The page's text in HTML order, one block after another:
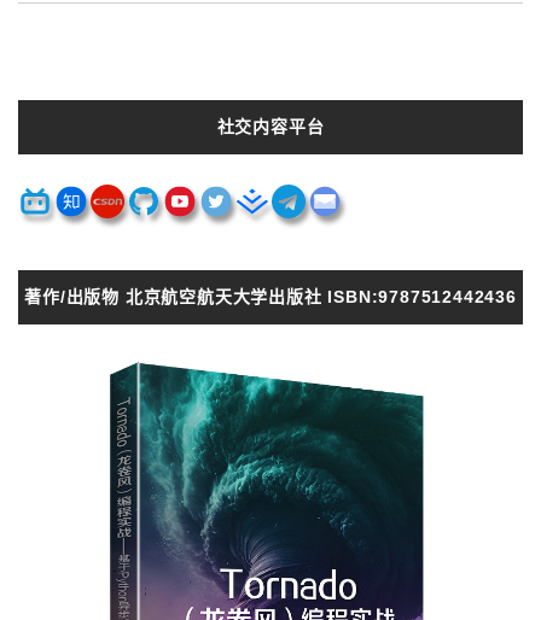
社交内容平台
著作/出版物 北京航空航天大学出版社 ISBN:9787512442436